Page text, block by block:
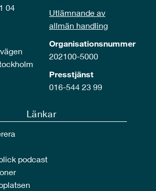
04
Utlämnande av
allmän handling
Organisationsnummer
202100-5000
Presstjänst
016-544 23 99
Länkar
podcast